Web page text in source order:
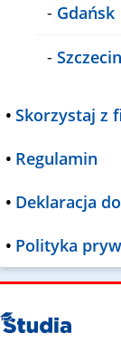
- Gdańsk
- Szczecin
• Skorzystaj z
• Regulamin
• Deklaracja
• Polityka